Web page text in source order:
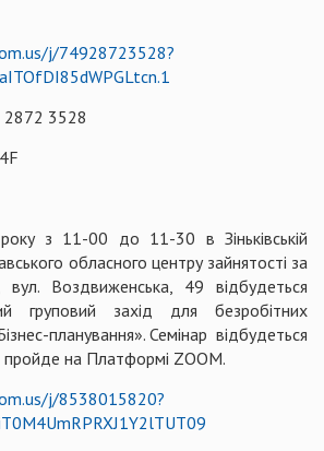
j/74928723528?
2872 3528
з 11-00 до 11-30 в Зіньківській
обласного центру зайнятості за
вул. Воздвиженська, 49 відбудеться
груповий захід для безробітних
планування». Семінар відбудеться
на Платформі ZOOM.
j/8538015820?